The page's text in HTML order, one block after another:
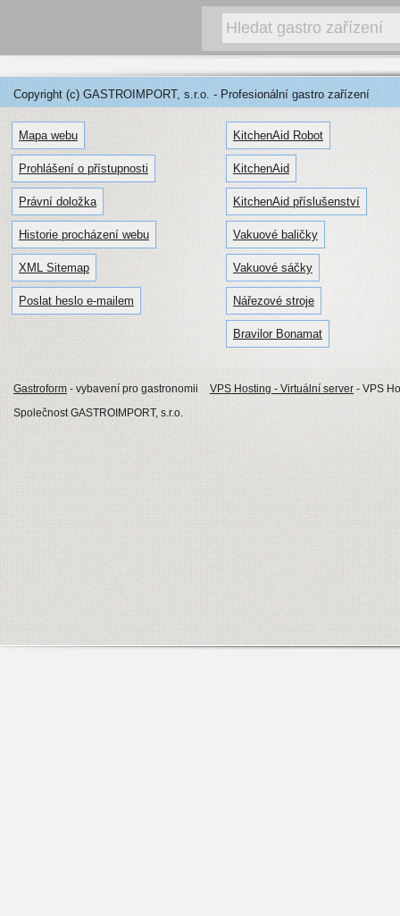
Copyright (c) GASTROIMPORT, s.r.o. - Profesionální gastro zařízení
Mapa webu
Prohlášení o přístupnosti
Právní doložka
Historie procházení webu
XML Sitemap
Poslat heslo e-mailem
KitchenAid Robot
KitchenAid
KitchenAid příslušenství
Vakuové baličky
Vakuové sáčky
Nářezové stroje
Bravilor Bonamat
Gastroform - vybavení pro gastronomii VPS Hosting - Virtuální server - VPS
Společnost GASTROIMPORT, s.r.o.